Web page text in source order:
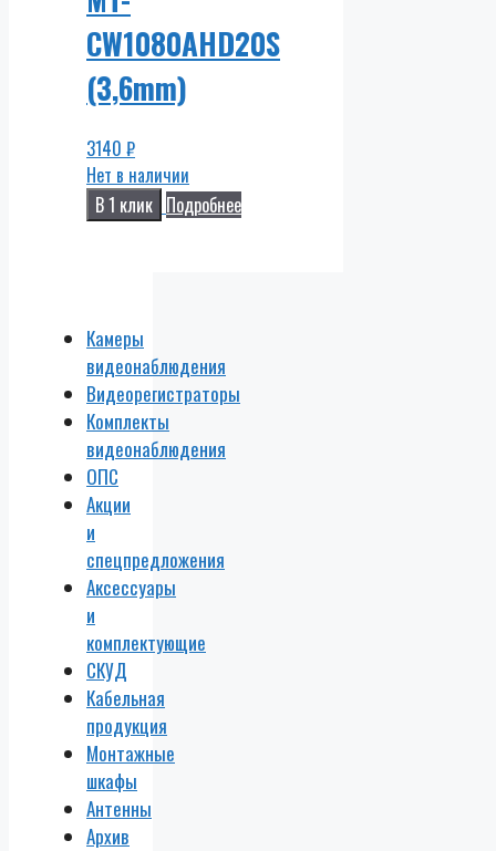
CW1080AHD20S
(3,6mm)
3140 ₽
Нет в наличии
В 1 клик Подробнее
Камеры
видеонаблюдения
Видеорегистраторы
Комплекты
видеонаблюдения
ОПС
Акции
и
спецпредложения
Аксессуары
и
комплектующие
СКУД
Кабельная
продукция
Монтажные
шкафы
Антенны
Архив